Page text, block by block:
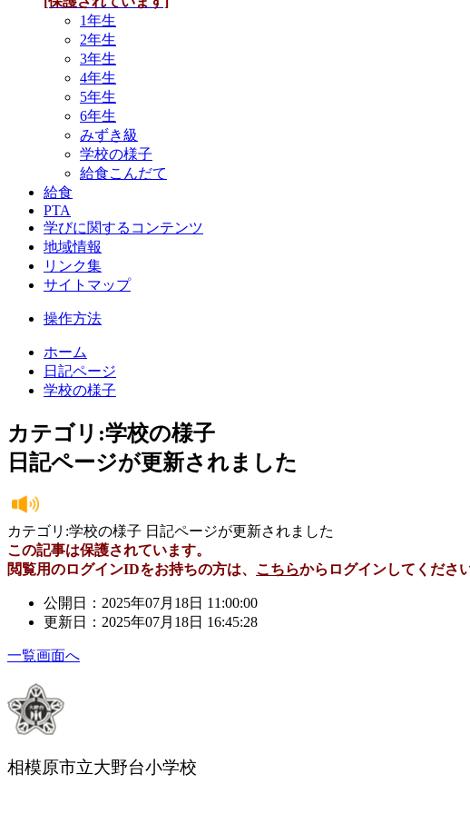
1年生
2年生
3年生
4年生
5年生
6年生
みずき級
学校の様子
給食こんだて
給食
PTA
学びに関するコンテンツ
地域情報
リンク集
サイトマップ
操作方法
ホーム
日記ページ
学校の様子
カテゴリ:学校の様子
日記ページが更新されました
カテゴリ:学校の様子 日記ページが更新されました
この記事は保護されています。
閲覧用のログインIDをお持ちの方は、 こちらからログインしてください
公開日：2025年07月18日 11:00:00
更新日：2025年07月18日 16:45:28
一覧画面へ
相模原市立大野台小学校